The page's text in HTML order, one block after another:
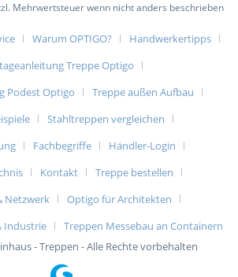
Mehrwertsteuer wenn nicht anders beschrieben
Warum OPTIGO?
Handwerkertipps
Treppe Optigo
Podest Optigo
Treppe außen Aufbau
Stahltreppen vergleichen
Fachbegriffe
Händler-Login
Kontakt
Treppe bestellen
Netzwerk
Optigo für Architekten
Industrie
Treppen Messebau an Containern
- Treppen - Alle Rechte vorbehalten